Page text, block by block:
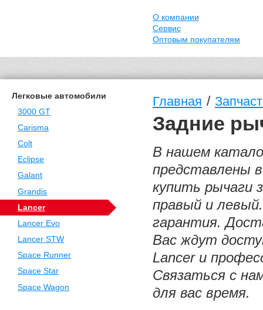
О компании
Сервис
Оптовым покупателям
Легковые автомобили
3000 GT
Carisma
Colt
Eclipse
Galant
Grandis
Lancer
Lancer Evo
Lancer STW
Space Runner
Space Star
Space Wagon
Главная /
Задние
В нашем
представлены
купить рычаги
правый и
гарантия.
Вас ждут
Lancer и
Связаться с
для вас время.